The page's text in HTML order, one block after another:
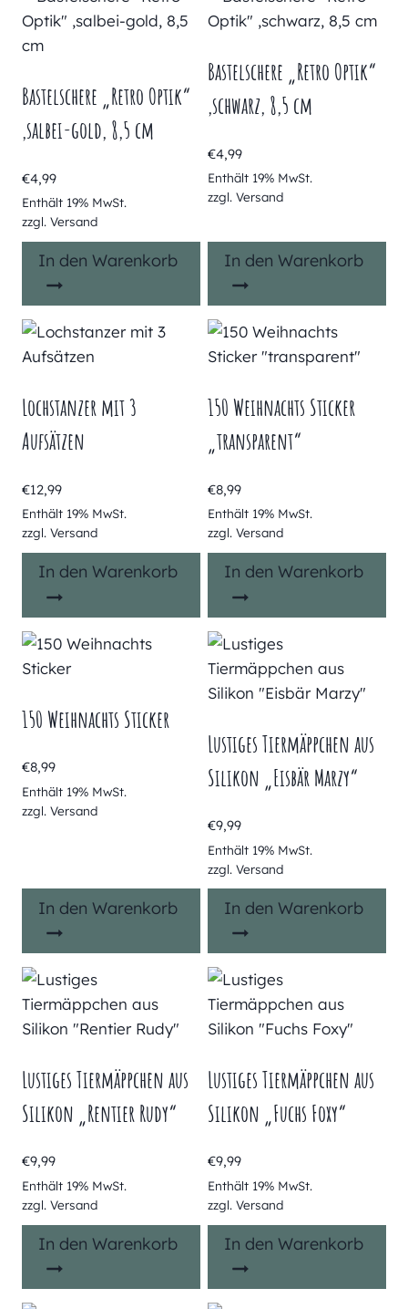
Bastelschere „Retro Optik“
,salbei-gold, 8,5 cm
€4,99
Enthält 19% MwSt.
zzgl. Versand
In den Warenkorb
Bastelschere „Retro Optik“
,schwarz, 8,5 cm
€4,99
Enthält 19% MwSt.
zzgl. Versand
In den Warenkorb
Lochstanzer mit 3
Aufsätzen
€12,99
Enthält 19% MwSt.
zzgl. Versand
In den Warenkorb
150 Weihnachts Sticker
„transparent“
€8,99
Enthält 19% MwSt.
zzgl. Versand
In den Warenkorb
150 Weihnachts Sticker
€8,99
Enthält 19% MwSt.
zzgl. Versand
In den Warenkorb
Lustiges Tiermäppchen aus
Silikon „Eisbär Marzy“
€9,99
Enthält 19% MwSt.
zzgl. Versand
In den Warenkorb
Lustiges Tiermäppchen aus
Silikon „Rentier Rudy“
€9,99
Enthält 19% MwSt.
zzgl. Versand
In den Warenkorb
Lustiges Tiermäppchen aus
Silikon „Fuchs Foxy“
€9,99
Enthält 19% MwSt.
zzgl. Versand
In den Warenkorb